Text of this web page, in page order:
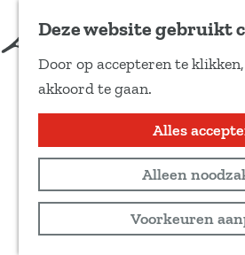
Deze website gebruikt
Door op accepteren te
akkoord te gaan.
Alles
Alleen
Voorkeuren